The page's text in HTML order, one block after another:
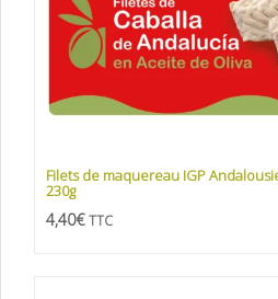
Filets de maquereau IGP
230g
4,40€ TTC